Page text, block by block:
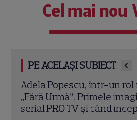
Cel mai nou
PE ACELAȘI SUBIECT
Vincent Pastore a murit la
Actorul din „Clanul
pentru rolul lui Big Pussy